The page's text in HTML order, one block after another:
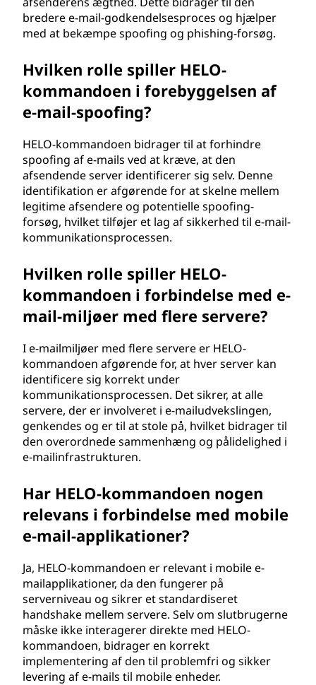
bredere e-mail-godkendelsesproces og hjælper
med at bekæmpe spoofing og phishing-forsøg.
Hvilken rolle spiller HELO-
kommandoen i forebyggelsen af
e-mail-spoofing?
HELO-kommandoen bidrager til at forhindre
spoofing af e-mails ved at kræve, at den
afsendende server identificerer sig selv. Denne
identifikation er afgørende for at skelne mellem
legitime afsendere og potentielle spoofing-
forsøg, hvilket tilføjer et lag af sikkerhed til e-mail-
kommunikationsprocessen.
Hvilken rolle spiller HELO-
kommandoen i forbindelse med e-
mail-miljøer med flere servere?
I e-mailmiljøer med flere servere er HELO-
kommandoen afgørende for, at hver server kan
identificere sig korrekt under
kommunikationsprocessen. Det sikrer, at alle
servere, der er involveret i e-mailudvekslingen,
genkendes og er til at stole på, hvilket bidrager til
den overordnede sammenhæng og pålidelighed i
e-mailinfrastrukturen.
Har HELO-kommandoen nogen
relevans i forbindelse med mobile
e-mail-applikationer?
Ja, HELO-kommandoen er relevant i mobile e-
mailapplikationer, da den fungerer på
serverniveau og sikrer et standardiseret
handshake mellem servere. Selv om slutbrugerne
måske ikke interagerer direkte med HELO-
kommandoen, bidrager en korrekt
implementering af den til problemfri og sikker
levering af e-mails til mobile enheder.